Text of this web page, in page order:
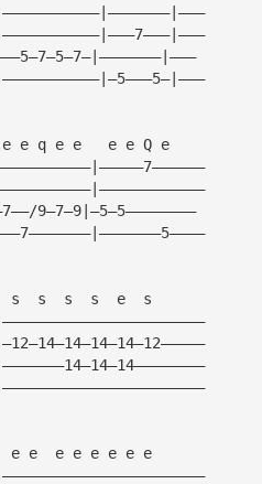
e q e e   e e Q e
9—7—9|—5—5————————
s  s  s  s  e  s
e  e e e e e e